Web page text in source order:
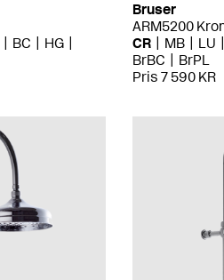
BC
HG
Bruser
ARM5200
CR
MB LU
BrBC
BrPL
Pris 7 590 KR